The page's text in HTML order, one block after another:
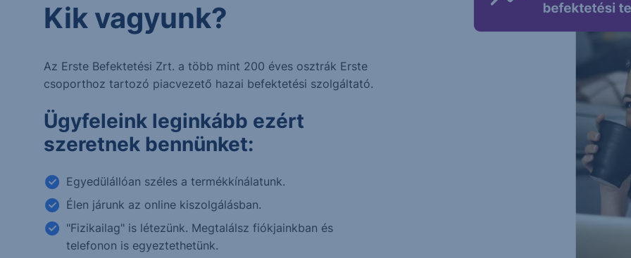
Kik vagyunk?
Az Erste Befektetési Zrt. a több mint 200 éves osztrák Erste
csoporthoz tartozó piacvezető hazai befektetési szolgáltató.
Ügyfeleink leginkább ezért
szeretnek bennünket:
Egyedülállóan széles a termékkínálatunk.
Élen járunk az online kiszolgálásban.
"Fizikailag" is létezünk. Megtalálsz fiókjainkban és
telefonon is egyeztethetünk.